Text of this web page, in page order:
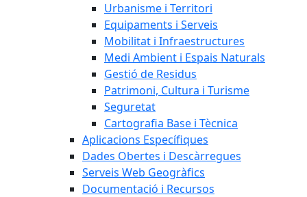
Urbanisme i Territori
Equipaments i Serveis
Mobilitat i Infraestructures
Medi Ambient i Espais Naturals
Gestió de Residus
Patrimoni, Cultura i Turisme
Seguretat
Cartografia Base i Tècnica
Aplicacions Específiques
Dades Obertes i Descàrregues
Serveis Web Geogràfics
Documentació i Recursos